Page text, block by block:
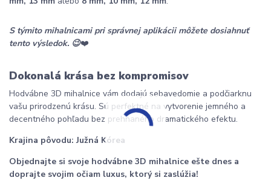
S týmito mihalnicami pri správnej aplikácii môžete dosiahnuť
tento výsledok. 😉❤️
Dokonalá krása bez kompromisov
Hodvábne 3D mihalnice vám dodajú sebavedomie a podčiarknu
vašu prirodzenú krásu. Sú perfektné na vytvorenie jemného a
decentného pohľadu bez prehnaného dramatického efektu.
Krajina pôvodu: Južná Kórea
Objednajte si svoje hodvábne 3D mihalnice ešte dnes a
doprajte svojim očiam luxus, ktorý si zaslúžia!